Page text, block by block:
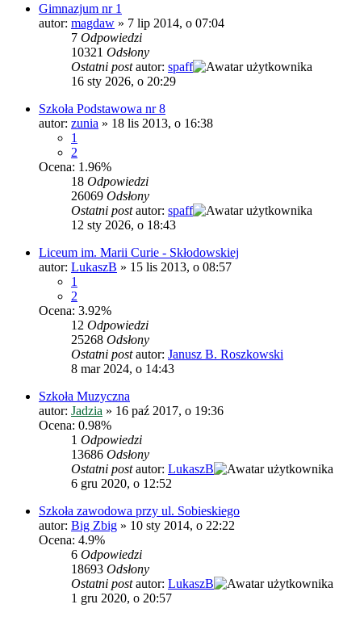
Gimnazjum nr 1
autor: magdaw » 7 lip 2014, o 07:04
7 Odpowiedzi
10321 Odsłony
Ostatni postautor: spaff
16 sty 2026, o 20:29
Szkoła Podstawowa nr 8
autor: zunia » 18 lis 2013, o 16:38
1
2
Ocena: 1.96%
18 Odpowiedzi
26069 Odsłony
Ostatni postautor: spaff
12 sty 2026, o 18:43
Liceum im. Marii Curie - Skłodowskiej
autor: LukaszB » 15 lis 2013, o 08:57
1
2
Ocena: 3.92%
12 Odpowiedzi
25268 Odsłony
Ostatni postautor: Janusz B. Roszkowski
8 mar 2024, o 14:43
Szkoła Muzyczna
autor: Jadzia » 16 paź 2017, o 19:36
Ocena: 0.98%
1 Odpowiedzi
13686 Odsłony
Ostatni postautor: LukaszB
6 gru 2020, o 12:52
Szkoła zawodowa przy ul. Sobieskiego
autor: Big Zbig » 10 sty 2014, o 22:22
Ocena: 4.9%
6 Odpowiedzi
18693 Odsłony
Ostatni postautor: LukaszB
1 gru 2020, o 20:57